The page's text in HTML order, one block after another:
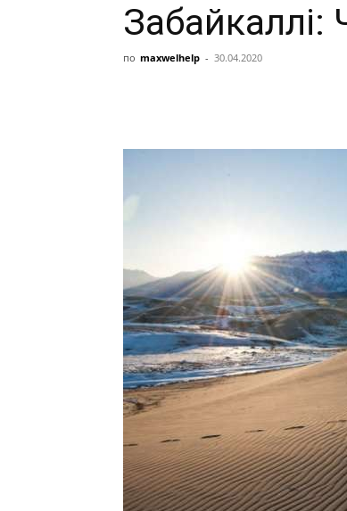
Забайкаллі:
по maxwelhelp - 30.04.2020